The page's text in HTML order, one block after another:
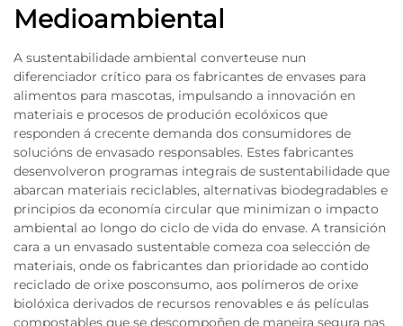
Medioambiental
A sustentabilidade ambiental converteuse nun
diferenciador crítico para os fabricantes de envases para
alimentos para mascotas, impulsando a innovación en
materiais e procesos de produción ecolóxicos que
responden á crecente demanda dos consumidores de
solucións de envasado responsables. Estes fabricantes
desenvolveron programas integrais de sustentabilidade que
abarcan materiais reciclables, alternativas biodegradables e
principios da economía circular que minimizan o impacto
ambiental ao longo do ciclo de vida do envase. A transición
cara a un envasado sustentable comeza coa selección de
materiais, onde os fabricantes dan prioridade ao contido
reciclado de orixe posconsumo, aos polímeros de orixe
biolóxica derivados de recursos renovables e ás películas